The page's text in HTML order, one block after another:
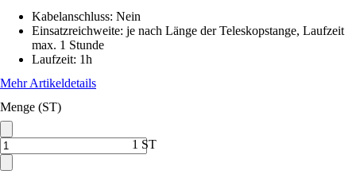
Kabelanschluss: Nein
Einsatzreichweite: je nach Länge der Teleskopstange, Laufzeit
max. 1 Stunde
Laufzeit: 1h
Mehr Artikeldetails
Menge (ST)
1 ST